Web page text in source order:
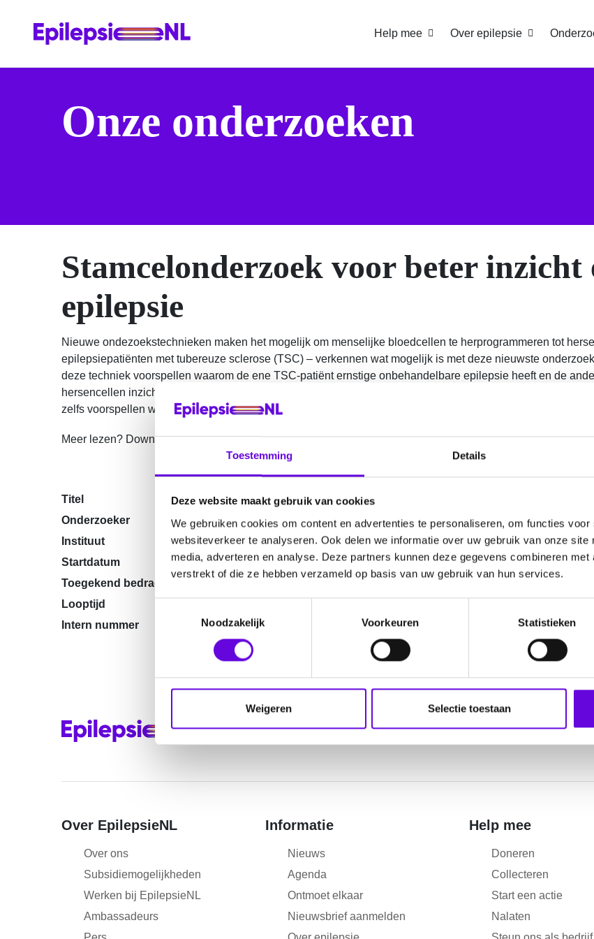
Toestemming Details
Deze website maakt gebruik van cookies
We gebruiken cookies om content en advertenties te personaliseren, om functies
websiteverkeer te analyseren. Ook delen we informatie over uw gebruik van onze
media, adverteren en analyse. Deze partners kunnen deze gegevens combineren
verstrekt of die ze hebben verzameld op basis van uw gebruik van hun services.
m
i
e
c
t
Noodzakelijk Voorkeuren Statistieken
Weigeren Selectie toestaan
Help mee Over epilepsie
Onze onderzoeken
Stamcelonderzoek voor beter inzicht
epilepsie
Nieuwe ondezoekstechnieken maken het mogelijk om menselijke bloedcellen te herprogrammeren tot
epilepsiepatiënten met tubereuze sclerose (TSC) – verkennen wat mogelijk is met deze nieuwste
deze techniek voorspellen waarom de ene TSC-patiënt ernstige onbehandelbare epilepsie heeft en de
hersencellen inzicht geven in de onderliggende mechanismen die epilepsie veroorzaken? Kunnen we
zelfs voorspellen welk medicijn het meest effectief is voor een specifieke patiënt?
Meer lezen? Download dan het artikel‘Waarom heeft het ene kind epilepsie en het andere niet?’.
Titel
Exploring the utility of human iPSCs to understand and treat epilepsy
Onderzoeker
Dr. Y. Elgersma
Instituut
Erasmus MC, afdeling Neurowetenschappen
Startdatum
1 maart 2020
Toegekend bedrag
Looptijd
Intern nummer
20-13
Over EpilepsieNL
Over ons
Subsidiemogelijkheden
Werken bij EpilepsieNL
Ambassadeurs
Informatie
Nieuws
Agenda
Ontmoet elkaar
Nieuwsbrief aanmelden
Help mee
Doneren
Collecteren
Start een actie
Nalaten